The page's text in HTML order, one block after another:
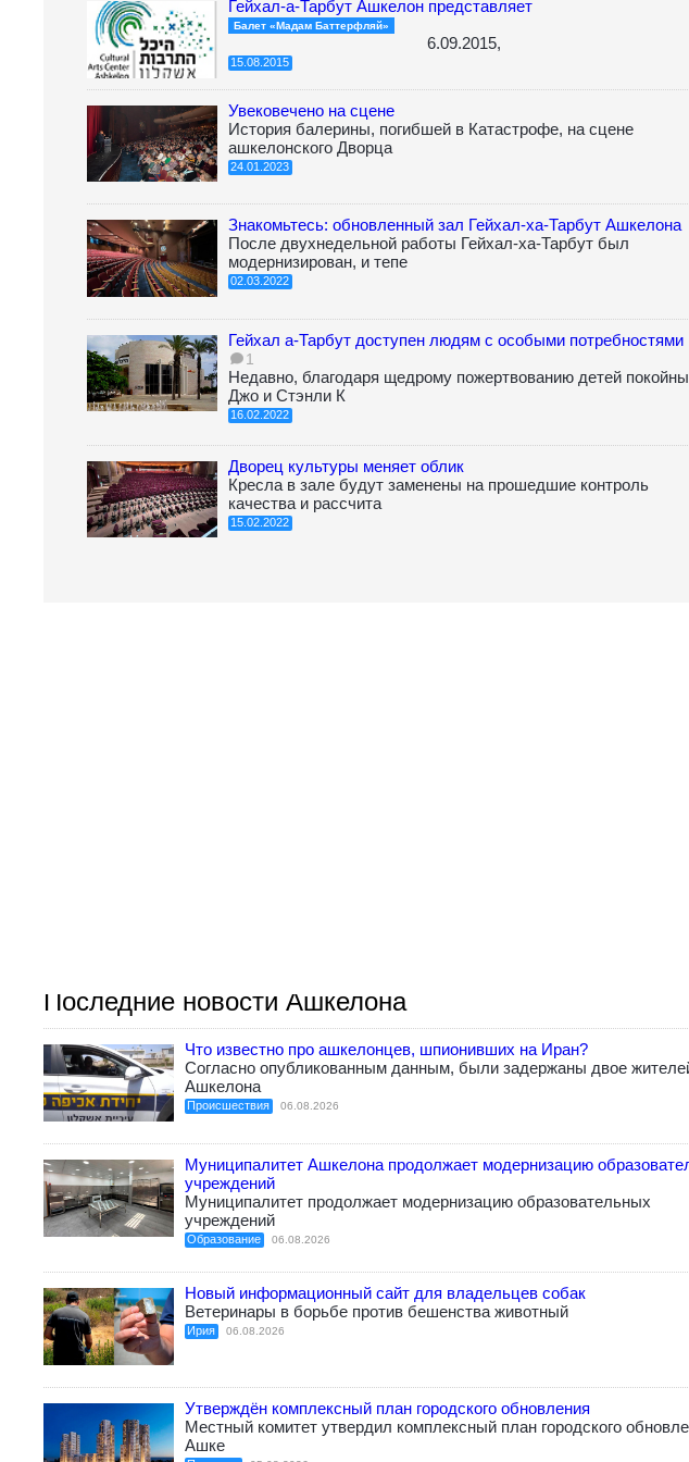
Гейхал-а-Тарбут Ашкелон представляет
Балет «Мадам Баттерфляй»
6.09.2015,
15.08.2015
Увековечено на сцене
История балерины, погибшей в Катастрофе, на сцене
ашкелонского Дворца
24.01.2023
Знакомьтесь: обновленный зал Гейхал-ха-Тарбут Ашкелона
После двухнедельной работы Гейхал-ха-Тарбут был
модернизирован, и тепе
02.03.2022
Гейхал а-Тарбут доступен людям с особыми потребностями
1
Недавно, благодаря щедрому пожертвованию детей
Джо и Стэнли К
16.02.2022
Дворец культуры меняет облик
Кресла в зале будут заменены на прошедшие контроль
качества и рассчита
15.02.2022
Последние новости Ашкелона
Что известно про ашкелонцев, шпионивших на Иран?
Согласно опубликованным данным, были задержаны двое
Ашкелона
Происшествия 06.08.2026
Муниципалитет Ашкелона продолжает модернизацию
учреждений
Муниципалитет продолжает модернизацию образовательных
учреждений
Образование 06.08.2026
Новый информационный сайт для владельцев собак
Ветеринары в борьбе против бешенства животный
Ирия 06.08.2026
Утверждён комплексный план городского обновления
Местный комитет утвердил комплексный план городского
Ашке